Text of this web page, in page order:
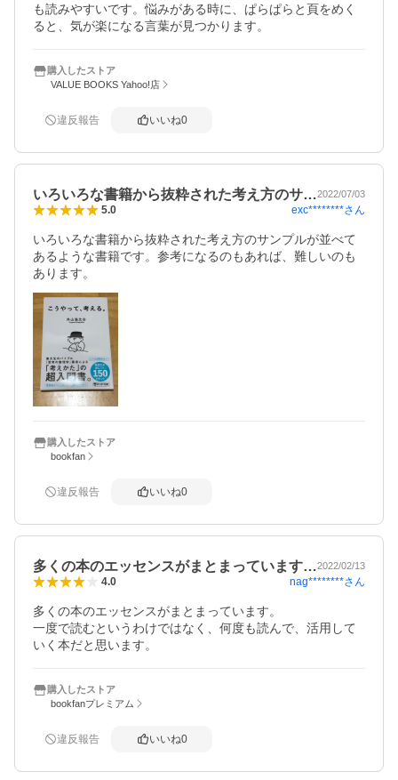
も読みやすいです。悩みがある時に、ぱらぱらと頁をめく
ると、気が楽になる言葉が見つかります。
購入したストア
VALUE BOOKS Yahoo!店
違反報告 いいね0
いろいろな書籍から抜粋された考え方のサ…2022/07/03
5.0 exc********さん
いろいろな書籍から抜粋された考え方のサンプルが並べて
あるような書籍です。参考になるのもあれば、難しいのも
あります。
購入したストア
bookfan
違反報告 いいね0
多くの本のエッセンスがまとまっています…2022/02/13
4.0 nag********さん
多くの本のエッセンスがまとまっています。
一度で読むというわけではなく、何度も読んで、活用して
いく本だと思います。
購入したストア
bookfanプレミアム
違反報告 いいね0